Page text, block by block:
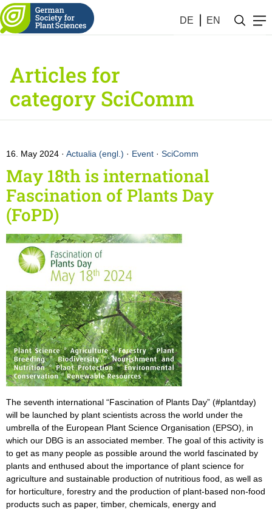
DE EN
Articles for
category SciComm
16. May 2024 Actualia (engl.) · Event · SciComm
May 18th is international
Fascination of Plants Day
(FoPD)
The seventh international “Fascination of Plants Day” (#plantday)
will be launched by plant scientists across the world under the
umbrella of the European Plant Science Organisation (EPSO), in
which our DBG is an associated member. The goal of this activity is
to get as many people as possible around the world fascinated by
plants and enthused about the importance of plant science for
agriculture and sustainable production of nutritious food, as well as
for horticulture, forestry and the production of plant-based non-food
products such as paper, timber, chemicals, energy and